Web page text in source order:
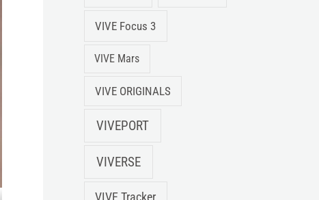
VIVE Focus 3
VIVE Mars
VIVE ORIGINALS
VIVEPORT
VIVERSE